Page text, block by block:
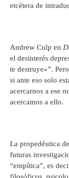
etcétera de
Andrew Culp en
el desinterés
te destruye»”.
si ante eso solo
acercarnos a ese
acercamos a ello.
La propedéutica
futuras
“empítica”, es